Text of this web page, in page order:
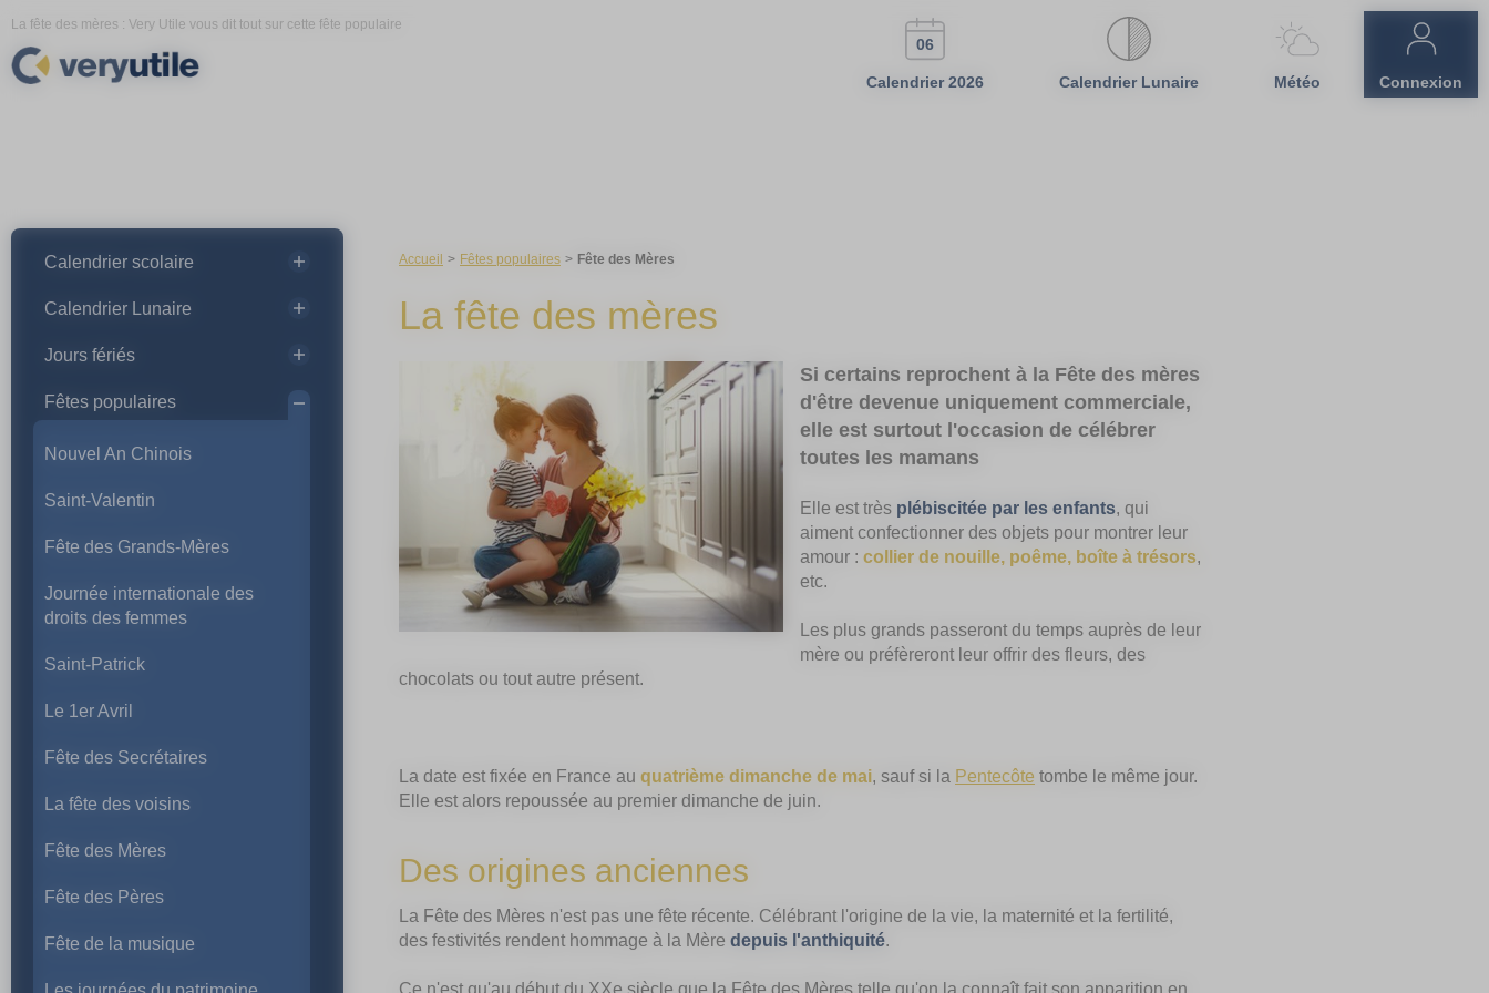
La fête des mères : Very Utile vous dit tout sur cette fête populaire
06
Calendrier 2026 Calendrier Lunaire Météo Connexion
Accueil Fêtes populaires Fête des Mères
La fête des mères
Si certains reprochent à la Fête des mères
d'être devenue uniquement commerciale,
elle est surtout l'occasion de célébrer
toutes les mamans
Elle est très plébiscitée par les enfants, qui
aiment confectionner des objets pour montrer leur
amour : collier de nouille, poême, boîte à trésors,
etc.
Les plus grands passeront du temps auprès de leur
mère ou préfèreront leur offrir des fleurs, des
chocolats ou tout autre présent.
La date est fixée en France au quatrième dimanche de mai, sauf si la Pentecôte tombe le même jour.
Elle est alors repoussée au premier dimanche de juin.
Des origines anciennes
La Fête des Mères n'est pas une fête récente. Célébrant l'origine de la vie, la maternité et la fertilité,
des festivités rendent hommage à la Mère depuis l'anthiquité.
Calendrier scolaire
Calendrier Lunaire
Jours fériés
Fêtes populaires
Nouvel An Chinois
Saint-Valentin
Fête des Grands-Mères
Journée internationale des
droits des femmes
Saint-Patrick
Le 1er Avril
Fête des Secrétaires
La fête des voisins
Fête des Mères
Fête des Pères
Fête de la musique